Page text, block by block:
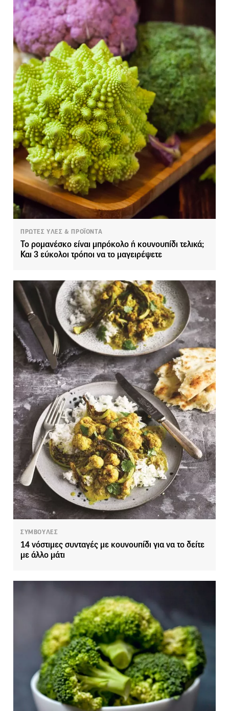
ΠΡΩΤΕΣ ΥΛΕΣ & ΠΡΟΪΟΝΤΑ
Το ρομανέσκο είναι μπρόκολο ή κουνουπίδι τελικά;
Και 3 εύκολοι τρόποι να το μαγειρέψετε
ΣΥΜΒΟΥΛΕΣ
14 νόστιμες συνταγές με κουνουπίδι για να το δείτε
με άλλο μάτι